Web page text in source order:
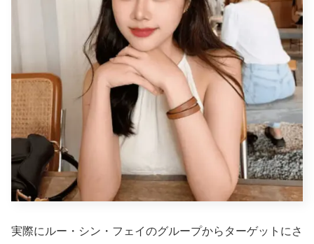
実際にルー・シン・フェイのグループからターゲットにさ